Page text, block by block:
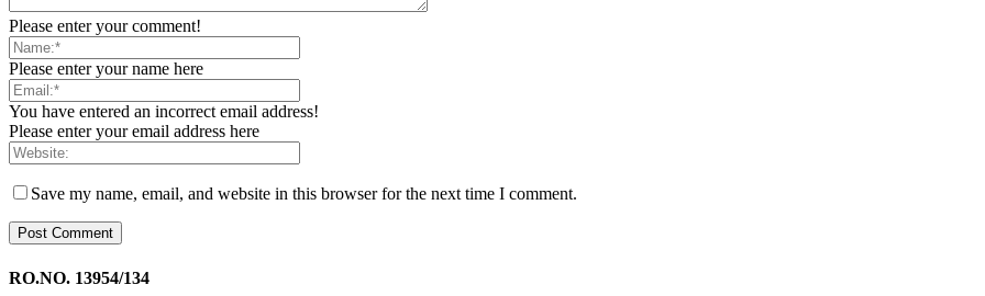
Please enter your comment!
Please enter your name here
You have entered an incorrect email address!
Please enter your email address here
Save my name, email, and website in this browser for the next time I comment.
RO.NO. 13954/134